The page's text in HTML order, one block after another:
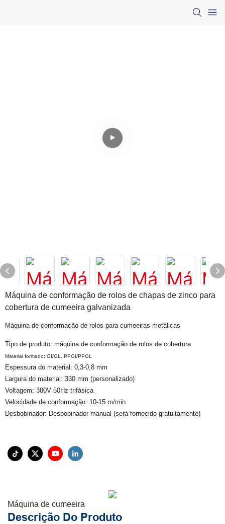
Máquina de conformação de rolos de chapas de zinco para
cobertura de cumeeira galvanizada
Máquina de conformação de rolos para cumeeiras metálicas
Tipo de produto: máquina de conformação de rolos de cobertura
Material formado: GI/GL, PPGI/PPGL
Espessura do material: 0,3-0,8 mm
Largura do material: 330 mm (personalizado)
Voltagem: 380V 50Hz trifásica
Velocidade de conformação: 10-15 m/min
Desbobinador: Desbobinador manual (será fornecido gratuitamente)
Máquina de cumeeira
Descrição Do Produto